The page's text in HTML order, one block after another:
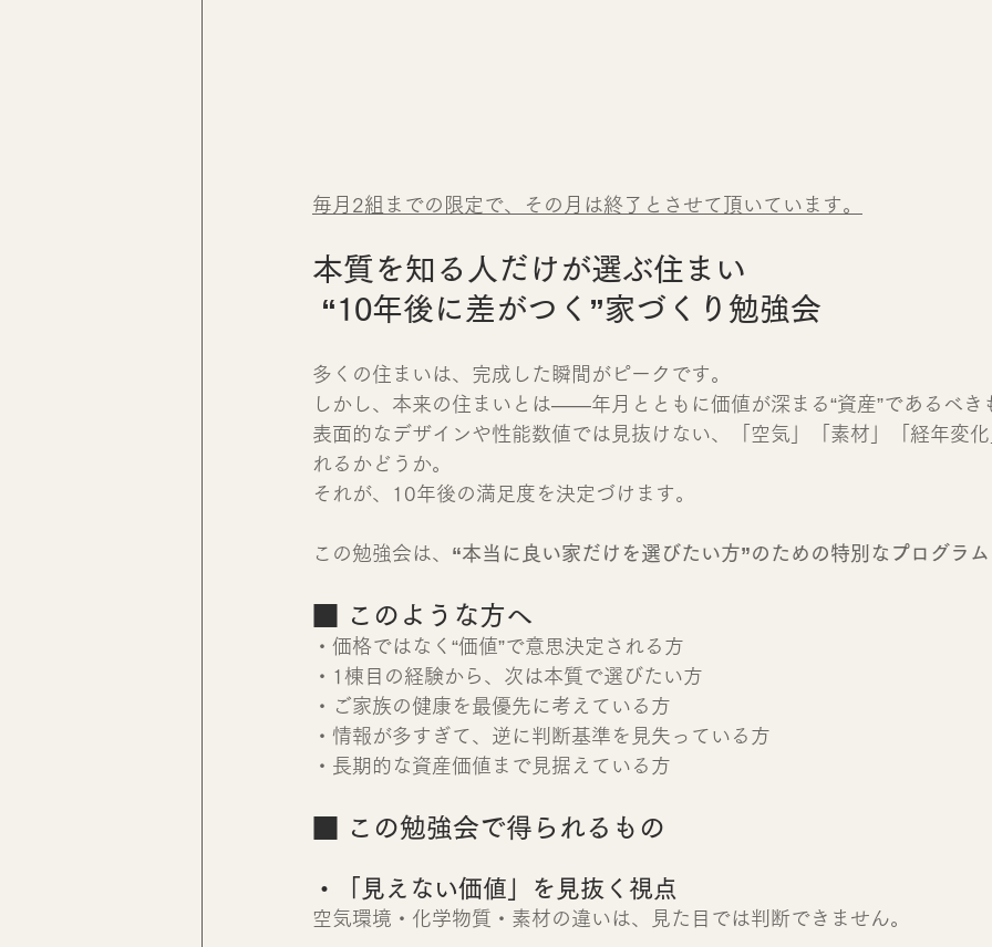
毎月2組までの限定で、その月は終了とさせて頂いています。
本質を知る人だけが選ぶ住まい
“10年後に差がつく”家づくり勉強会
多くの住まいは、完成した瞬間がピークです。
しかし、本来の住まいとは――年月とともに価値が深まる“資産”であるべき
表面的なデザインや性能数値では見抜けない、「空気」「素材」「経年変
れるかどうか。
それが、10年後の満足度を決定づけます。
この勉強会は、 “本当に良い家だけを選びたい方”のための特別なプログラ
■ このような方へ
・価格ではなく“価値”で意思決定される方
・1棟目の経験から、次は本質で選びたい方
・ご家族の健康を最優先に考えている方
・情報が多すぎて、逆に判断基準を見失っている方
・長期的な資産価値まで見据えている方
■ この勉強会で得られるもの
・「見えない価値」を見抜く視点
空気環境・化学物質・素材の違いは、見た目では判断できません。